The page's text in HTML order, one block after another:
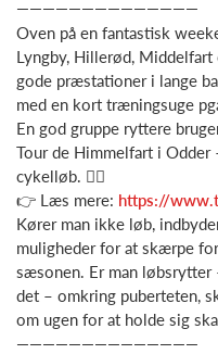
——————————————
Oven på en fantastisk
Lyngby, Hillerød,
gode præstationer i lange
med en kort træningsuge
En god gruppe ryttere
Tour de Himmelfart i
cykelløb. 🚴‍♂️
👉 Læs mere: https://
Kører man ikke løb,
muligheder for at skærpe
sæsonen. Er man
det – omkring puberteten,
om ugen for at holde sig
——————————————